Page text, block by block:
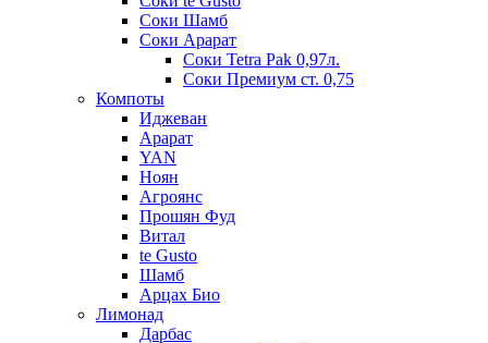
Соки Шамб
Соки Арарат
Соки Tetra Pak 0,97л.
Соки Премиум ст. 0,75
Компоты
Иджеван
Арарат
YAN
Ноян
Агроянс
Прошян Фуд
Витал
te Gusto
Шамб
Арцах Био
Лимонад
Дарбас